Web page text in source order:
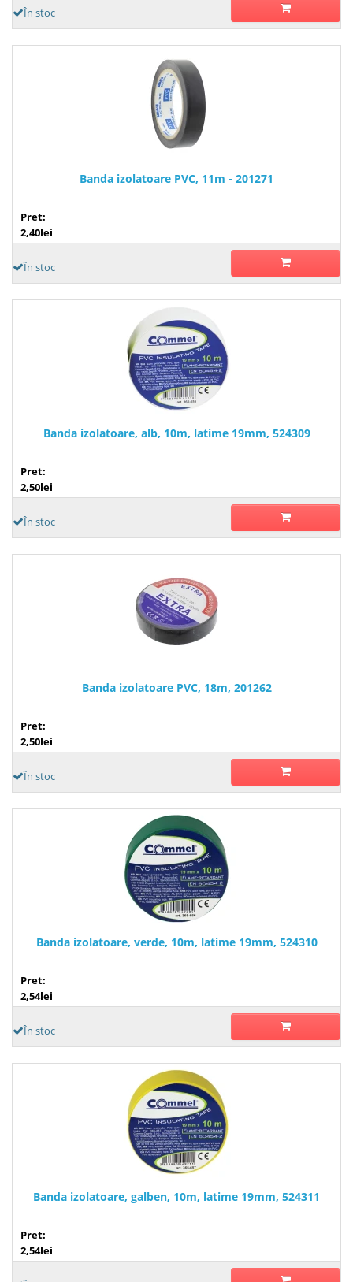
În stoc
Banda izolatoare PVC, 11m - 201271
Pret:
2,40lei
În stoc
Banda izolatoare, alb, 10m, latime 19mm, 524309
Pret:
2,50lei
În stoc
Banda izolatoare PVC, 18m, 201262
Pret:
2,50lei
În stoc
Banda izolatoare, verde, 10m, latime 19mm, 524310
Pret:
2,54lei
În stoc
Banda izolatoare, galben, 10m, latime 19mm, 524311
Pret:
2,54lei